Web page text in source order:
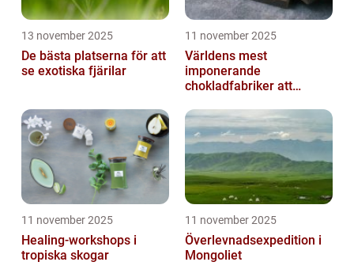
13 november 2025
De bästa platserna för att
se exotiska fjärilar
11 november 2025
Världens mest
imponerande
chokladfabriker att
11 november 2025
Healing-workshops i
tropiska skogar
11 november 2025
Överlevnadsexpedition i
Mongoliet